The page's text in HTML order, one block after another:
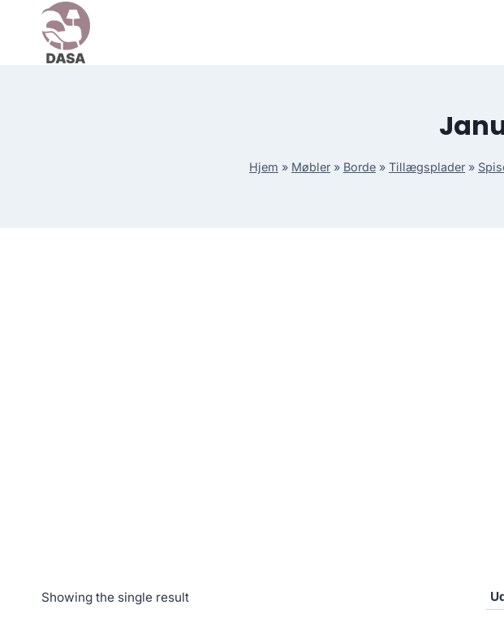
content
Hjem » Møbler » Borde » Tillægsplader »
Showing the single result